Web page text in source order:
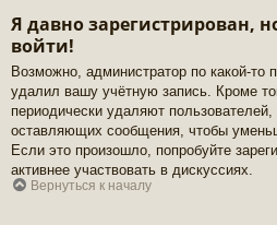
Я давно зарегистрирован,
войти!
Возможно, администратор по какой-то
удалил вашу учётную запись. Кроме
периодически удаляют
оставляющих сообщения, чтобы
Если это произошло, попробуйте
активнее участвовать в дискуссиях.
Вернуться к началу